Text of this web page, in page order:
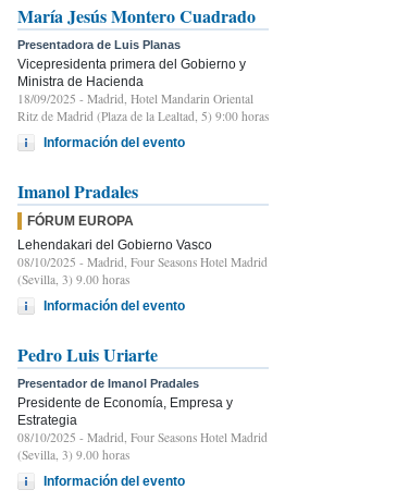
María Jesús Montero Cuadrado
Presentadora de Luis Planas
Vicepresidenta primera del Gobierno y
Ministra de Hacienda
18/09/2025 - Madrid, Hotel Mandarin Oriental
Ritz de Madrid (Plaza de la Lealtad, 5) 9:00 horas
Información del evento
Imanol Pradales
FÓRUM EUROPA
Lehendakari del Gobierno Vasco
08/10/2025 - Madrid, Four Seasons Hotel Madrid
(Sevilla, 3) 9.00 horas
Información del evento
Pedro Luis Uriarte
Presentador de Imanol Pradales
Presidente de Economía, Empresa y
Estrategia
08/10/2025 - Madrid, Four Seasons Hotel Madrid
(Sevilla, 3) 9.00 horas
Información del evento